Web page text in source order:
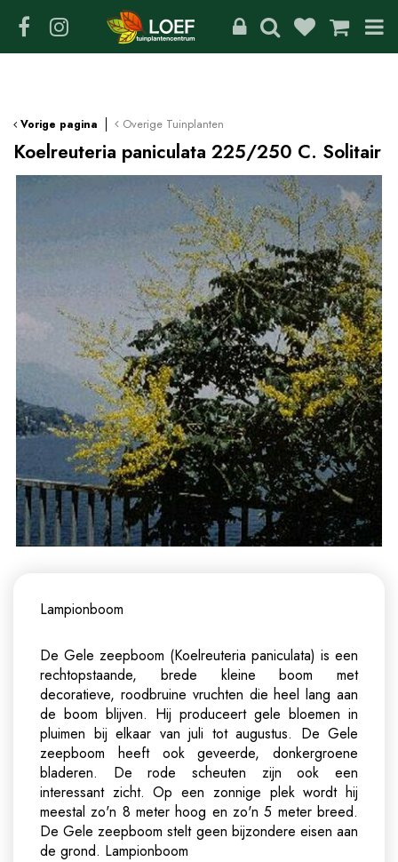
Vorige pagina Overige Tuinplanten
Koelreuteria paniculata 225/250 C. Solitair
Lampionboom
De Gele zeepboom (Koelreuteria paniculata) is een
rechtopstaande, brede kleine boom met
decoratieve, roodbruine vruchten die heel lang aan
de boom blijven. Hij produceert gele bloemen in
pluimen bij elkaar van juli tot augustus. De Gele
zeepboom heeft ook geveerde, donkergroene
bladeren. De rode scheuten zijn ook een
interessant zicht. Op een zonnige plek wordt hij
meestal zo'n 8 meter hoog en zo'n 5 meter breed.
De Gele zeepboom stelt geen bijzondere eisen aan
de grond. Lampionboom